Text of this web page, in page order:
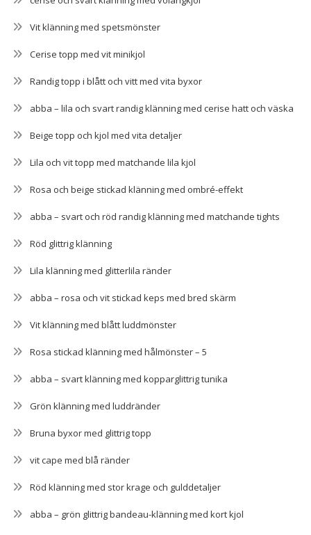
Vit klänning med spetsmönster
Cerise topp med vit minikjol
Randig topp i blått och vitt med vita byxor
abba – lila och svart randig klänning med cerise hatt och väska
Beige topp och kjol med vita detaljer
Lila och vit topp med matchande lila kjol
Rosa och beige stickad klänning med ombré-effekt
abba – svart och röd randig klänning med matchande tights
Röd glittrig klänning
Lila klänning med glitterlila ränder
abba – rosa och vit stickad keps med bred skärm
Vit klänning med blått luddmönster
Rosa stickad klänning med hålmönster – 5
abba – svart klänning med kopparglittrig tunika
Grön klänning med luddränder
Bruna byxor med glittrig topp
vit cape med blå ränder
Röd klänning med stor krage och gulddetaljer
abba – grön glittrig bandeau-klänning med kort kjol